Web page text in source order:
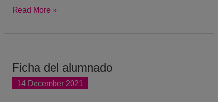
Read More »
Ficha del alumnado
14 December 2021
Ficha
del